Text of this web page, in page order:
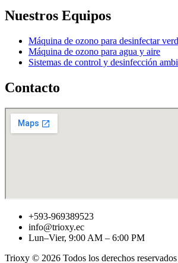
Nuestros Equipos
Máquina de ozono para desinfectar
Máquina de ozono para agua y aire
Sistemas de control y desinfección
Contacto
+593-969389523
info@trioxy.ec
Lun–Vier, 9:00 AM – 6:00 PM
Trioxy © 2026 Todos los derechos reservados